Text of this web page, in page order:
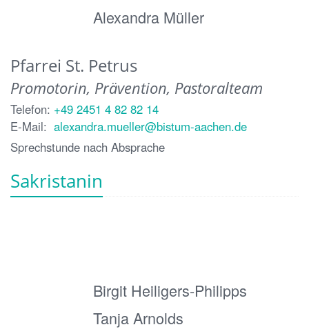
Alexandra Müller
Pfarrei St. Petrus
Promotorin, Prävention, Pastoralteam
Telefon: +49 2451 4 82 82 14
E-Mail: alexandra.mueller@bistum-aachen.de
Sprechstunde nach Absprache
Sakristanin
Birgit Heiligers-Philipps
Tanja Arnolds